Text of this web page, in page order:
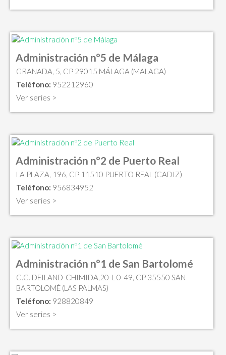
Administración nº5 de Málaga
GRANADA, 5, CP 29015 MÁLAGA (MALAGA)
Teléfono: 952212960
Ver series >
Administración nº2 de Puerto Real
LA PLAZA, 196, CP 11510 PUERTO REAL (CADIZ)
Teléfono: 956834952
Ver series >
Administración nº1 de San Bartolomé
C.C. DEILAND-CHIMIDA,20-L 0-49, CP 35550 SAN
BARTOLOMÉ (LAS PALMAS)
Teléfono: 928820849
Ver series >